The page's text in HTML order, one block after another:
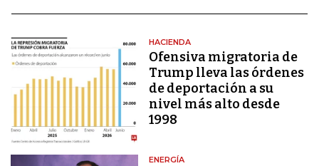
HACIENDA
Ofensiva migratoria de
Trump lleva las órdenes
de deportación a su
nivel más alto desde
1998
ENERGÍA